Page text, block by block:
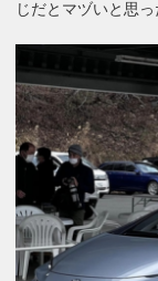
じだとマヅいと思